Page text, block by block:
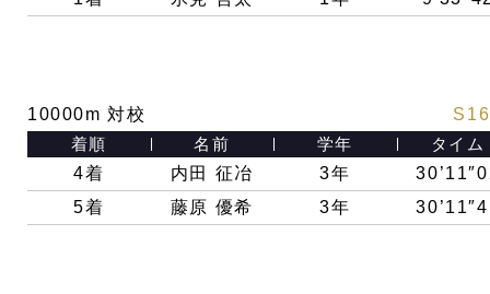
10000m 対校
着順
名前 学年
タイム
4着
内田 征冶 3年
5着
藤原 優希 3年